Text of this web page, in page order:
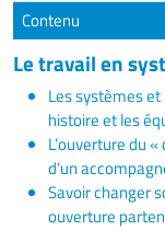
Contenu
Le travail en
Les systèmes
histoire et les
L’ouverture du
d’un
Savoir changer
ouverture